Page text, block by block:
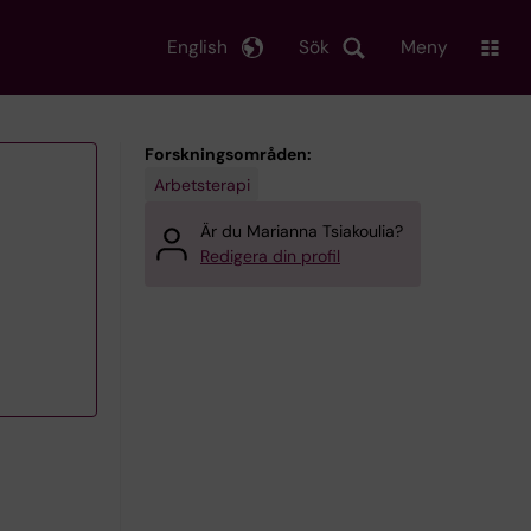
Sök
English Meny
Forskningsområden:
Arbetsterapi
Är du Marianna Tsiakoulia?
Redigera din profil